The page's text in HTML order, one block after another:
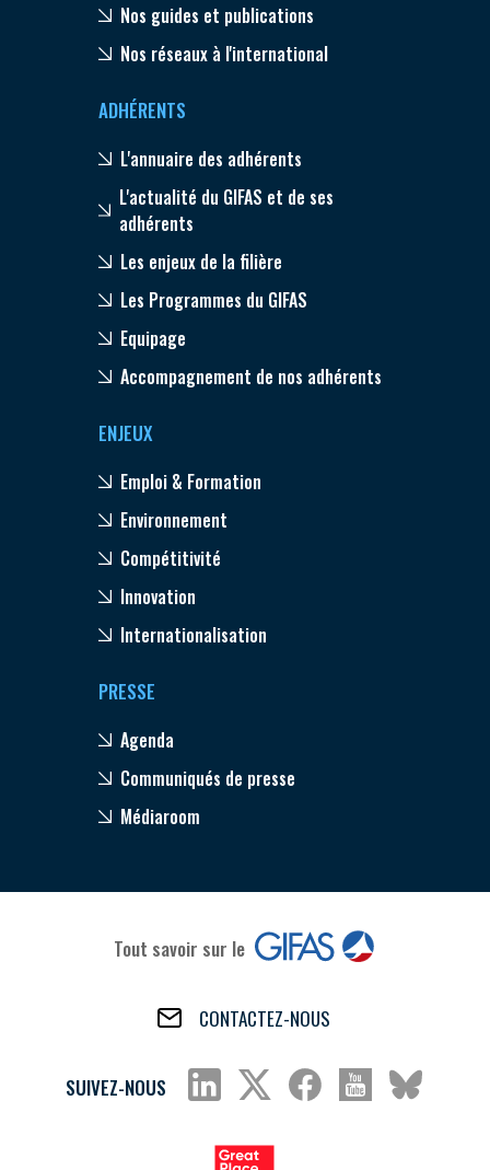
Nos guides et publications
Nos réseaux à l'international
ADHÉRENTS
L'annuaire des adhérents
L'actualité du GIFAS et de ses
adhérents
Les enjeux de la filière
Les Programmes du GIFAS
Equipage
Accompagnement de nos adhérents
ENJEUX
Emploi & Formation
Environnement
Compétitivité
Innovation
Internationalisation
PRESSE
Agenda
Communiqués de presse
Médiaroom
Tout savoir sur le
CONTACTEZ-NOUS
SUIVEZ-NOUS